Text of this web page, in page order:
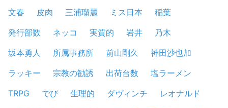
文春
皮肉 三浦瑠麗 ミス日本
稲葉
発行部数
ネッコ 実質的 岩井
乃木
坂本勇人
所属事務所 前山剛久
神田沙也加
ラッキー
宗教の勧誘 出荷台数
塩ラーメン
TRPG
でび 生理的 ダヴィンチ
レオナルド